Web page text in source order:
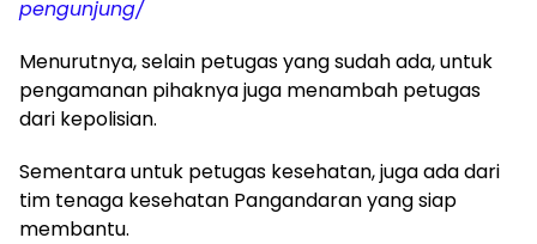
pengunjung/
Menurutnya, selain petugas yang sudah ada, untuk
pengamanan pihaknya juga menambah petugas
dari kepolisian.
Sementara untuk petugas kesehatan, juga ada dari
tim tenaga kesehatan Pangandaran yang siap
membantu.